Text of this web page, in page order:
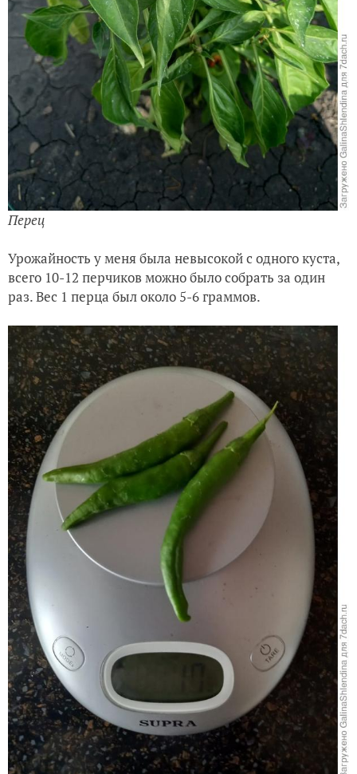
Перец
Урожайность у меня была невысокой с одного куста,
всего 10-12 перчиков можно было собрать за один
раз. Вес 1 перца был около 5-6 граммов.